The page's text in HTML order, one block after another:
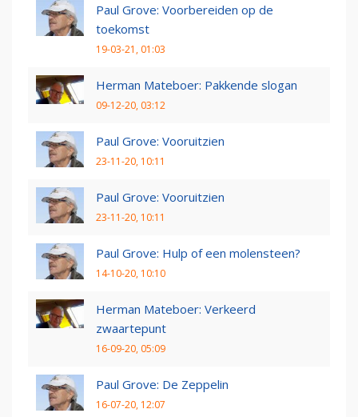
Paul Grove: Voorbereiden op de
toekomst
19-03-21, 01:03
Herman Mateboer: Pakkende slogan
09-12-20, 03:12
Paul Grove: Vooruitzien
23-11-20, 10:11
Paul Grove: Vooruitzien
23-11-20, 10:11
Paul Grove: Hulp of een molensteen?
14-10-20, 10:10
Herman Mateboer: Verkeerd
zwaartepunt
16-09-20, 05:09
Paul Grove: De Zeppelin
16-07-20, 12:07